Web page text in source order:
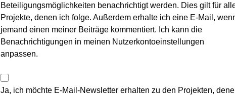
Beteiligungsmöglichkeiten benachrichtigt werden. Dies gilt für
Projekte, denen ich folge. Außerdem erhalte ich eine E-Mail,
jemand einen meiner Beiträge kommentiert. Ich kann die
Benachrichtigungen in meinen Nutzerkontoeinstellungen
anpassen.
Ja, ich möchte E-Mail-Newsletter erhalten zu den Projekten,